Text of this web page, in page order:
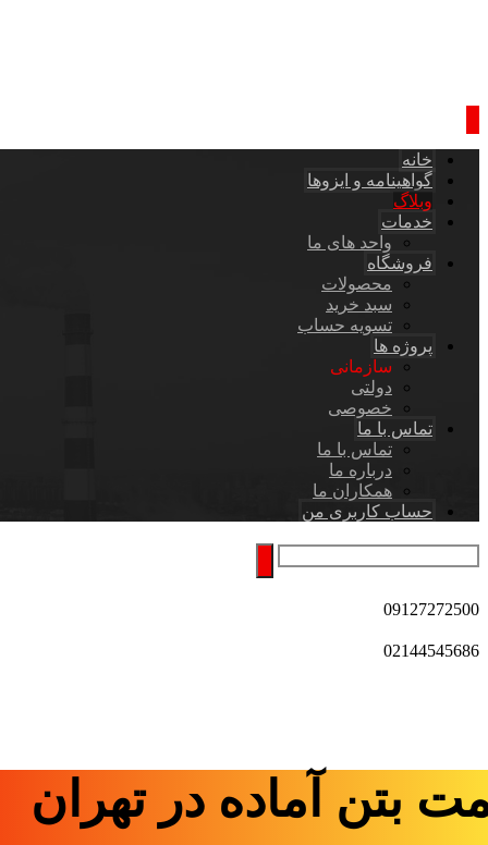
خانه
گواهینامه و ایزوها
وبلاگ
خدمات
واحد های ما
فروشگاه
محصولات
سبد خرید
تسویه حساب
پروژه ها
سازمانی
دولتی
خصوصی
تماس با ما
تماس با ما
درباره ما
همکاران ما
حساب کاربری من
09127272500
02144545686
بتن آماده در تهران